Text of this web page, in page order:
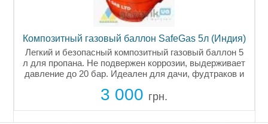
Композитный газовый баллон SafeGas 5л (Индия)
Легкий и безопасный композитный газовый баллон 5
л для пропана. Не подвержен коррозии, выдерживает
давление до 20 бар. Идеален для дачи, фудтраков и
использования в Украине.
3 000 грн.